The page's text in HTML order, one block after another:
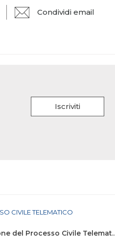
Condividi email
Iscriviti
CIVILE TELEMATICO
Sperimentazione